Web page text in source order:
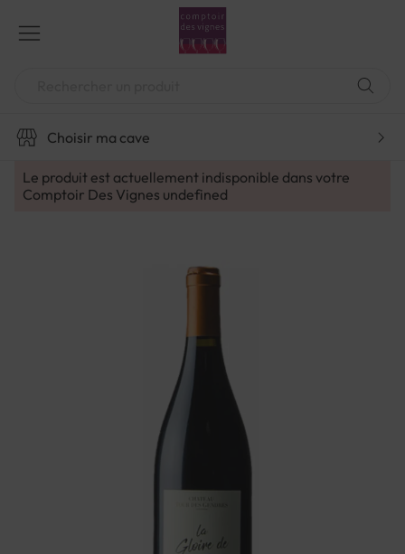
contenu
Choisir ma cave
Le produit est actuellement indisponible dans votre
Comptoir Des Vignes undefined